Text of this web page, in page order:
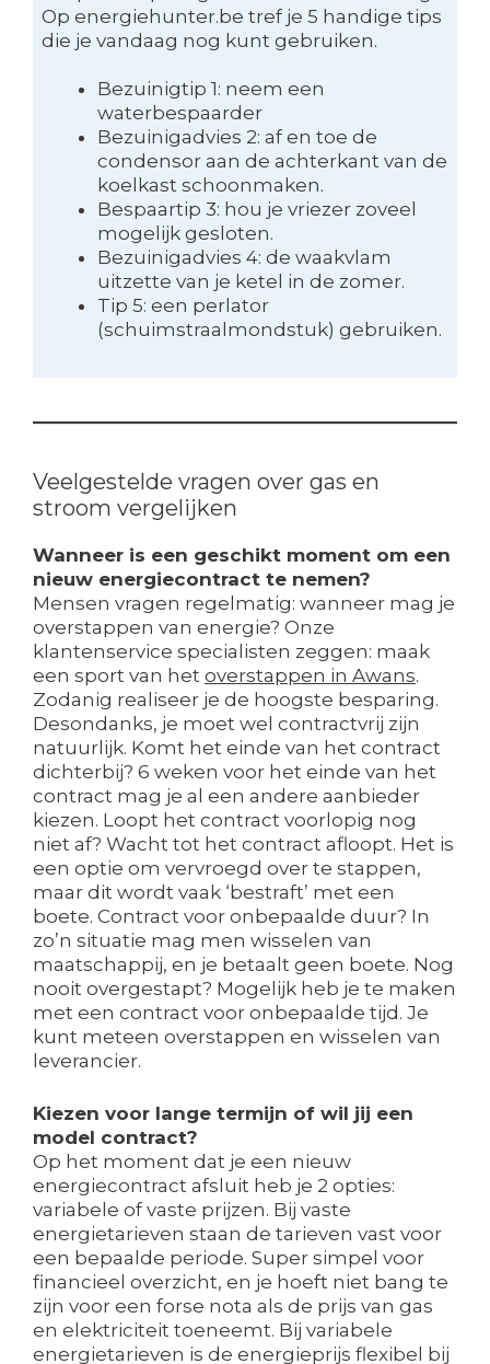
Op energiehunter.be tref je 5 handige tips
die je vandaag nog kunt gebruiken.
Bezuinigtip 1: neem een
waterbespaarder
Bezuinigadvies 2: af en toe de
condensor aan de achterkant van de
koelkast schoonmaken.
Bespaartip 3: hou je vriezer zoveel
mogelijk gesloten.
Bezuinigadvies 4: de waakvlam
uitzette van je ketel in de zomer.
Tip 5: een perlator
(schuimstraalmondstuk) gebruiken.
Veelgestelde vragen over gas en
stroom vergelijken
Wanneer is een geschikt moment om een
nieuw energiecontract te nemen?
Mensen vragen regelmatig: wanneer mag je
overstappen van energie? Onze
klantenservice specialisten zeggen: maak
een sport van het overstappen in Awans.
Zodanig realiseer je de hoogste besparing.
Desondanks, je moet wel contractvrij zijn
natuurlijk. Komt het einde van het contract
dichterbij? 6 weken voor het einde van het
contract mag je al een andere aanbieder
kiezen. Loopt het contract voorlopig nog
niet af? Wacht tot het contract afloopt. Het is
een optie om vervroegd over te stappen,
maar dit wordt vaak ‘bestraft’ met een
boete. Contract voor onbepaalde duur? In
zo’n situatie mag men wisselen van
maatschappij, en je betaalt geen boete. Nog
nooit overgestapt? Mogelijk heb je te maken
met een contract voor onbepaalde tijd. Je
kunt meteen overstappen en wisselen van
leverancier.
Kiezen voor lange termijn of wil jij een
model contract?
Op het moment dat je een nieuw
energiecontract afsluit heb je 2 opties:
variabele of vaste prijzen. Bij vaste
energietarieven staan de tarieven vast voor
een bepaalde periode. Super simpel voor
financieel overzicht, en je hoeft niet bang te
zijn voor een forse nota als de prijs van gas
en elektriciteit toeneemt. Bij variabele
energietarieven is de energieprijs flexibel bij